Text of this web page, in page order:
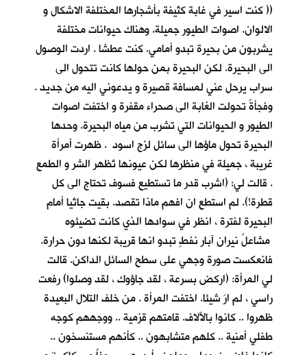
(( كنت اسير في غابة كثيفة بأشجارها المختلفة الاشكال و
الالوان. اصوات الطيور جميلة. وهناك حيوانات مختلفة
يشربون من بحيرة تبدو أمامي. كنت عطشا . اردت الوصول
الى البحيرة. لكن البحيرة بمن حولها كانت تتحول الى
سراب يرحل عني لمسافة قصيرة و يدعوني اليه من جديد .
وفجأةً تحولت الغابة الى صحراء مقفرة و اختفت اصوات
الطيور و الحيوانات التي تشرب من مياه البحيرة. وحدها
البحيرة تحول ماؤها الى سائل لزج اسود . ظهرت أمرأة
غريبة ، جميلة في منظرها لكن عيونها تُظهر الشر و الطمع
. قالت لي: (اشرب قدر ما تستطيع فسوف تحتاج الى كل
قطرة!). لم استطع ان افهم ماذا تقصد. بقيت جاثيا أمام
البحيرة لفترة ، انظر في سوادها الذي كانت تضيئوه
مشاعلُ نيرانِ آبار نفطٍ تبدو انها قريبة لكنها دون حرارة.
فانعكست صورة وجهي على سطح السائل الداكن. قالت
لي المرأة: (اركض بسرعة ، لقد جاؤوك ، لقد وصلوا) رفعت
راسي ، لم ارَ شيئا. اختفت المرأة . من خلف التلال البعيدة
ظهروا .. كانوا بالآلاف. قامتهم قزمية .. ووجههم كوجه
طفلي أمنية .. كلهم متشابهون .. كأنهم مستنسخون ..